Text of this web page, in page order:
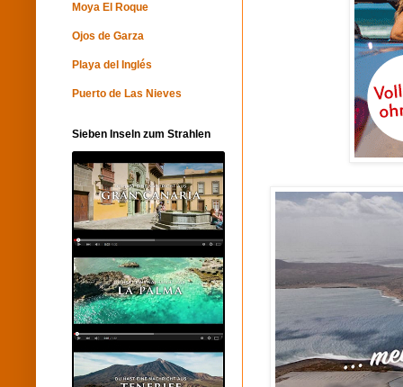
Moya El Roque
Ojos de Garza
Playa del Inglés
Puerto de Las Nieves
Sieben Inseln zum Strahlen